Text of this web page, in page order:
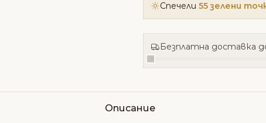
Спечели 55 зелени
Безплатна доставка
Описание